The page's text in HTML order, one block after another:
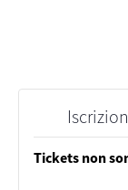
Tickets non